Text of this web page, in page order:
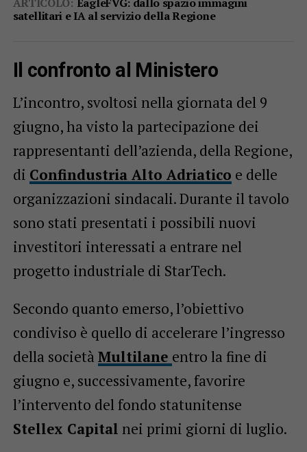
satellitari e IA al servizio della Regione
Il confronto al Ministero
L’incontro, svoltosi nella giornata del 9
giugno, ha visto la partecipazione dei
rappresentanti dell’azienda, della Regione,
di Confindustria Alto Adriatico e delle
organizzazioni sindacali. Durante il tavolo
sono stati presentati i possibili nuovi
investitori interessati a entrare nel
progetto industriale di StarTech.
Secondo quanto emerso, l’obiettivo
condiviso è quello di accelerare l’ingresso
della società Multilane entro la fine di
giugno e, successivamente, favorire
l’intervento del fondo statunitense
Stellex Capital nei primi giorni di luglio.